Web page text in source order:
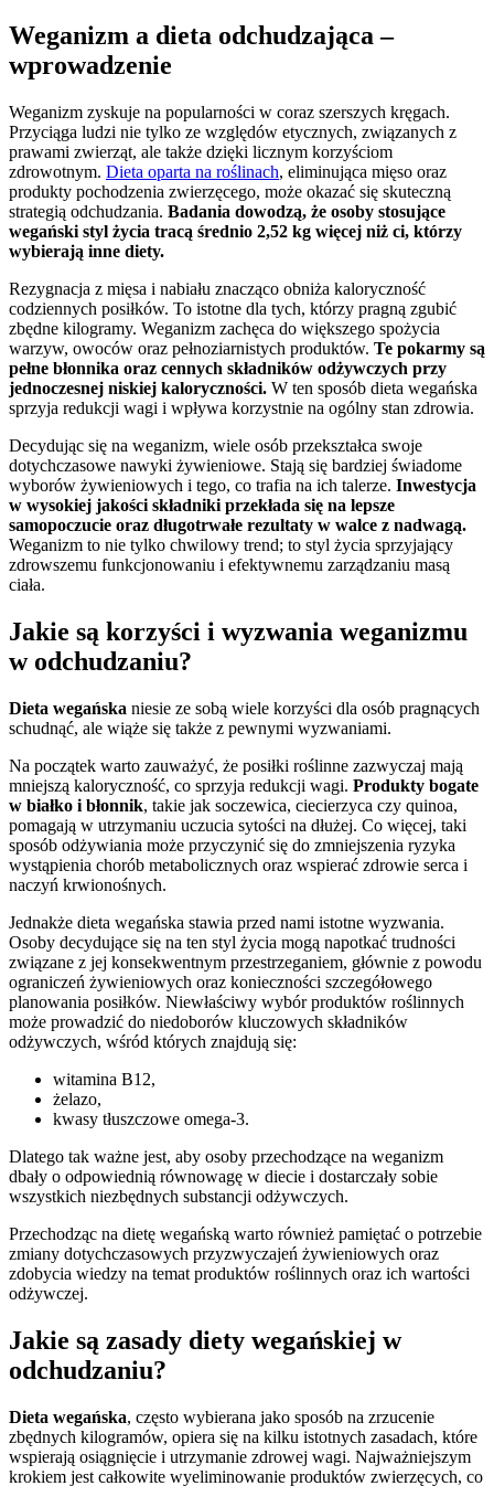
Weganizm a dieta odchudzająca –
wprowadzenie
Weganizm zyskuje na popularności w coraz szerszych kręgach.
Przyciąga ludzi nie tylko ze względów etycznych, związanych z
prawami zwierząt, ale także dzięki licznym korzyściom
zdrowotnym. Dieta oparta na roślinach, eliminująca mięso oraz
produkty pochodzenia zwierzęcego, może okazać się skuteczną
strategią odchudzania. Badania dowodzą, że osoby stosujące
wegański styl życia tracą średnio 2,52 kg więcej niż ci, którzy
wybierają inne diety.
Rezygnacja z mięsa i nabiału znacząco obniża kaloryczność
codziennych posiłków. To istotne dla tych, którzy pragną zgubić
zbędne kilogramy. Weganizm zachęca do większego spożycia
warzyw, owoców oraz pełnoziarnistych produktów. Te pokarmy są
pełne błonnika oraz cennych składników odżywczych przy
jednoczesnej niskiej kaloryczności. W ten sposób dieta wegańska
sprzyja redukcji wagi i wpływa korzystnie na ogólny stan zdrowia.
Decydując się na weganizm, wiele osób przekształca swoje
dotychczasowe nawyki żywieniowe. Stają się bardziej świadome
wyborów żywieniowych i tego, co trafia na ich talerze. Inwestycja
w wysokiej jakości składniki przekłada się na lepsze
samopoczucie oraz długotrwałe rezultaty w walce z nadwagą.
Weganizm to nie tylko chwilowy trend; to styl życia sprzyjający
zdrowszemu funkcjonowaniu i efektywnemu zarządzaniu masą
ciała.
Jakie są korzyści i wyzwania weganizmu
w odchudzaniu?
Dieta wegańska niesie ze sobą wiele korzyści dla osób pragnących
schudnąć, ale wiąże się także z pewnymi wyzwaniami.
Na początek warto zauważyć, że posiłki roślinne zazwyczaj mają
mniejszą kaloryczność, co sprzyja redukcji wagi. Produkty bogate
w białko i błonnik, takie jak soczewica, ciecierzyca czy quinoa,
pomagają w utrzymaniu uczucia sytości na dłużej. Co więcej, taki
sposób odżywiania może przyczynić się do zmniejszenia ryzyka
wystąpienia chorób metabolicznych oraz wspierać zdrowie serca i
naczyń krwionośnych.
Jednakże dieta wegańska stawia przed nami istotne wyzwania.
Osoby decydujące się na ten styl życia mogą napotkać trudności
związane z jej konsekwentnym przestrzeganiem, głównie z powodu
ograniczeń żywieniowych oraz konieczności szczegółowego
planowania posiłków. Niewłaściwy wybór produktów roślinnych
może prowadzić do niedoborów kluczowych składników
odżywczych, wśród których znajdują się:
witamina B12,
żelazo,
kwasy tłuszczowe omega-3.
Dlatego tak ważne jest, aby osoby przechodzące na weganizm
dbały o odpowiednią równowagę w diecie i dostarczały sobie
wszystkich niezbędnych substancji odżywczych.
Przechodząc na dietę wegańską warto również pamiętać o potrzebie
zmiany dotychczasowych przyzwyczajeń żywieniowych oraz
zdobycia wiedzy na temat produktów roślinnych oraz ich wartości
odżywczej.
Jakie są zasady diety wegańskiej w
odchudzaniu?
Dieta wegańska, często wybierana jako sposób na zrzucenie
zbędnych kilogramów, opiera się na kilku istotnych zasadach, które
wspierają osiągnięcie i utrzymanie zdrowej wagi. Najważniejszym
krokiem jest całkowite wyeliminowanie produktów zwierzęcych, co